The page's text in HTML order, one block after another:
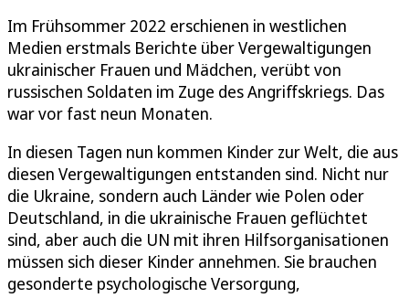
Im Frühsommer 2022 erschienen in westlichen
Medien erstmals Berichte über Vergewaltigungen
ukrainischer Frauen und Mädchen, verübt von
russischen Soldaten im Zuge des Angriffskriegs. Das
war vor fast neun Monaten.
In diesen Tagen nun kommen Kinder zur Welt, die aus
diesen Vergewaltigungen entstanden sind. Nicht nur
die Ukraine, sondern auch Länder wie Polen oder
Deutschland, in die ukrainische Frauen geflüchtet
sind, aber auch die UN mit ihren Hilfsorganisationen
müssen sich dieser Kinder annehmen. Sie brauchen
gesonderte psychologische Versorgung,